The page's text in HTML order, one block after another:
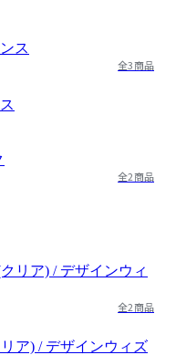
全3商品
全2商品
全2商品
ア) / デザインウィズ